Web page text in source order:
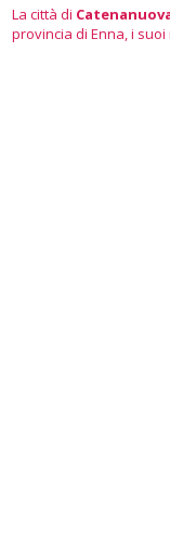
La città di
provincia di Enna, i